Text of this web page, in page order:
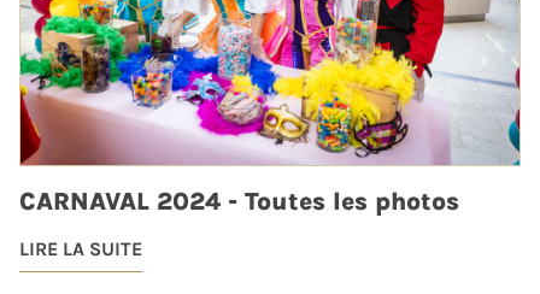
CARNAVAL 2024 - Toutes les photos
LIRE LA SUITE